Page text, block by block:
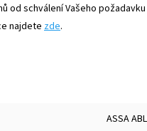
od schválení Vašeho
najdete zde.
ASSA